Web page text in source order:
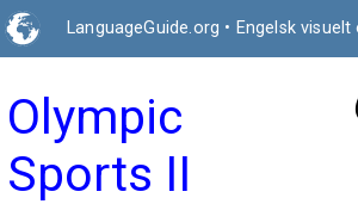
LanguageGuide.org • Engelsk
Olympic
Sports II